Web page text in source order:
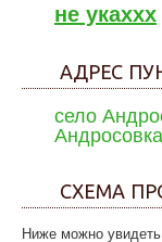
не укаxxx
АДРЕС
село
СХЕМА
Ниже можно увидеть